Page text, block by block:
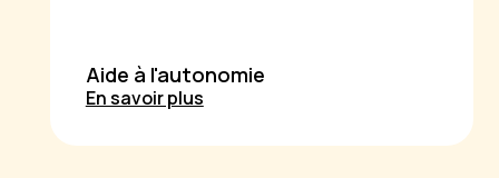
Aide à l'autonomie
En savoir plus